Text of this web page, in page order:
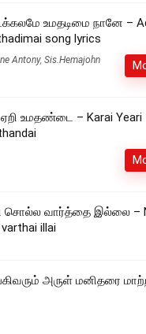
உமதடிமை நானே –
song lyrics
Antony, Sis.Hemajohn
உமதண்டை – Karai Yeari
சொல்ல வார்த்தை இல்லை –
illai
அருள் மனிதரை